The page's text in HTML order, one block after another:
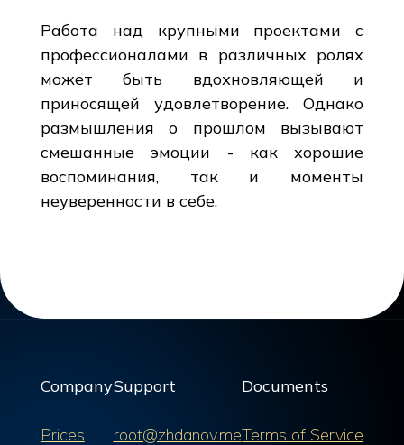
Работа над крупными проектами с
профессионалами в различных ролях
может быть вдохновляющей и
приносящей удовлетворение. Однако
размышления о прошлом вызывают
смешанные эмоции - как хорошие
воспоминания, так и моменты
неуверенности в себе.
Company
Prices
Support
root@zhdanov.me
Documents
Terms of Service